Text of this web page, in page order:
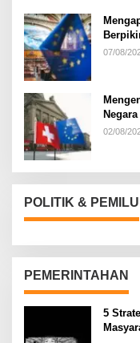
07/08/
02/08/
POLITIK & PEMILU
PEMERINTAHAN
5